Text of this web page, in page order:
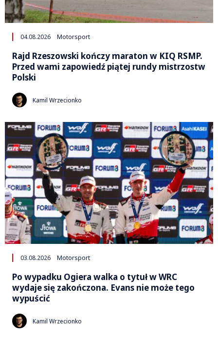
04.08.2026 Motorsport
Rajd Rzeszowski kończy maraton w KIQ RSMP.
Przed wami zapowiedź piątej rundy mistrzostw
Polski
Kamil Wrzecionko
03.08.2026 Motorsport
Po wypadku Ogiera walka o tytuł w WRC
wydaje się zakończona. Evans nie może tego
wypuścić
Kamil Wrzecionko